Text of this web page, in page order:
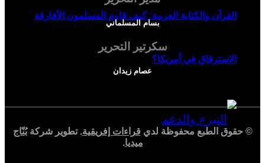
القرآن والكتابة العربية: كيف قاوم المسلمون الأفارقة
الاسترقاق في أمريكا؟
بسام المسلماني
سكرتير التحرير
عصام زيدان
© حقوق الطبع محفوظة لدي قراءات إفريقية. تطوير شركةبُنّاج
ميديا.